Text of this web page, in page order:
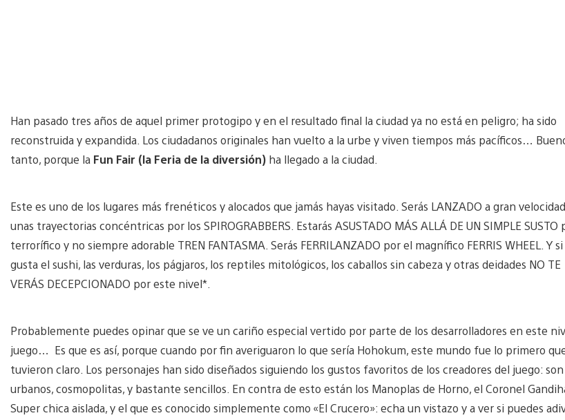
Han pasado tres años de aquel primer protogipo y en el resultado final la ciudad ya no está en peligro; ha sido
reconstruida y expandida. Los ciudadanos originales han vuelto a la urbe y viven tiempos más pacíficos…
tanto, porque la Fun Fair (la Feria de la diversión) ha llegado a la ciudad.
Este es uno de los lugares más frenéticos y alocados que jamás hayas visitado. Serás LANZADO a gran
unas trayectorias concéntricas por los SPIROGRABBERS. Estarás ASUSTADO MÁS ALLÁ DE UN SIMPLE SUSTO
terrorífico y no siempre adorable TREN FANTASMA. Serás FERRILANZADO por el magnífico FERRIS WHEEL. Y
gusta el sushi, las verduras, los págjaros, los reptiles mitológicos, los caballos sin cabeza y otras deidades NO TE
VERÁS DECEPCIONADO por este nivel*.
Probablemente puedes opinar que se ve un cariño especial vertido por parte de los desarrolladores en este
juego… Es que es así, porque cuando por fin averiguaron lo que sería Hohokum, este mundo fue lo primero
tuvieron claro. Los personajes han sido diseñados siguiendo los gustos favoritos de los creadores del juego: son
urbanos, cosmopolitas, y bastante sencillos. En contra de esto están los Manoplas de Horno, el Coronel
Super chica aislada, y el que es conocido simplemente como «El Crucero»: echa un vistazo y a ver si puedes